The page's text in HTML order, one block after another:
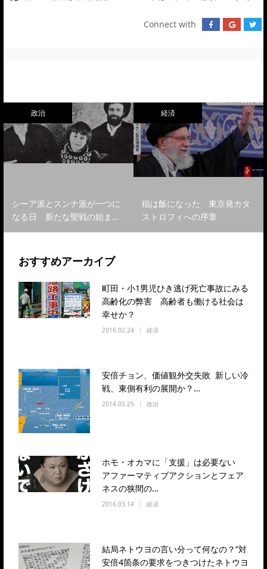
Connect with
政治
シーア派とスンナ派が一つに
なる日 新たな聖戦の始ま…
経済
稲は飯になった 東京発カタ
ストロフィへの序章
おすすめアーカイブ
町田・小1男児ひき逃げ死亡事故にみる
高齢化の弊害 高齢者も働ける社会は
幸せか？
2016.02.24 経済
安倍チョン、価値観外交失敗 新しい冷
戦、東側有利の展開か？…
2014.05.25 政治
ホモ・オカマに「支援」は必要ない
アファーマティブアクションとフェア
ネスの狭間の…
2016.03.14 経済
結局ネトウヨの言い分って何なの？”対
安倍4箇条の要求をつきつけたネトウヨ